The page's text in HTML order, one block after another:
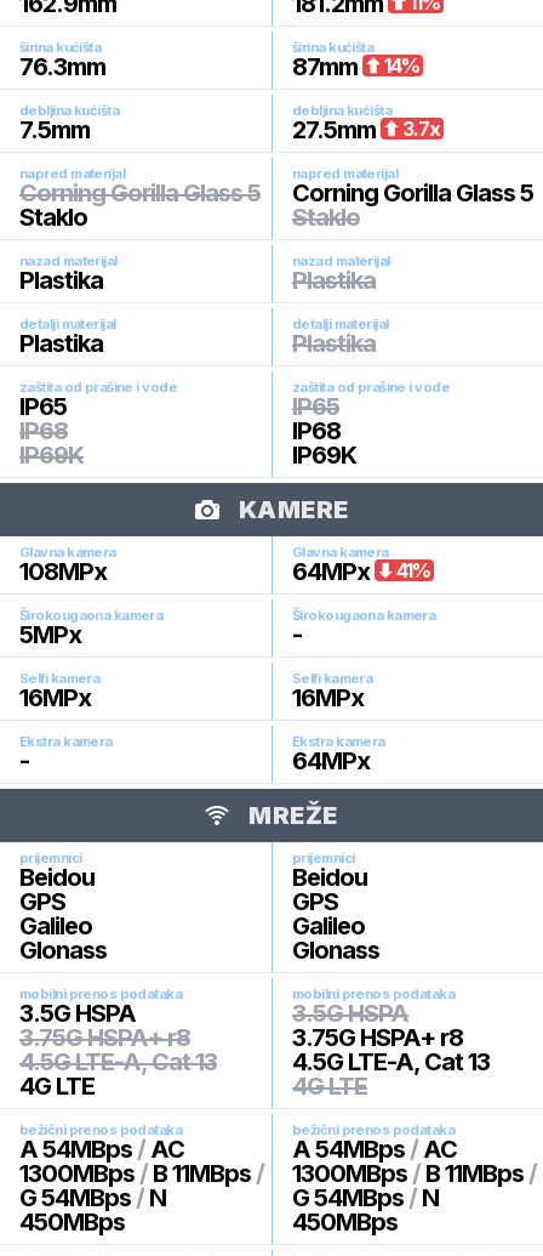
širina kućišta
76.3mm
širina kućišta
87mm 14%
debljina kućišta
7.5mm
debljina kućišta
27.5mm 3.7x
napred materijal
Corning Gorilla Glass 5
Staklo
napred materijal
Corning Gorilla Glass 5
Staklo
nazad materijal
Plastika
nazad materijal
Plastika
detalji materijal
Plastika
detalji materijal
Plastika
zaštita od prašine i vode
IP65
IP68
IP69K
zaštita od prašine i vode
IP65
IP68
IP69K
KAMERE
Glavna kamera
108MPx
Glavna kamera
64MPx 41%
Širokougaona kamera
5MPx
Širokougaona kamera
-
Selfi kamera
16MPx
Selfi kamera
16MPx
Ekstra kamera
-
Ekstra kamera
64MPx
MREŽE
prijemnici
Beidou
GPS
Galileo
Glonass
prijemnici
Beidou
GPS
Galileo
Glonass
mobilni prenos podataka
3.5G HSPA
3.75G HSPA+ r8
4.5G LTE-A, Cat 13
4G LTE
mobilni prenos podataka
3.5G HSPA
3.75G HSPA+ r8
4.5G LTE-A, Cat 13
4G LTE
bežični prenos podataka
A 54MBps / AC
1300MBps / B 11MBps /
G 54MBps / N
450MBps
bežični prenos podataka
A 54MBps / AC
1300MBps / B 11MBps /
G 54MBps / N
450MBps